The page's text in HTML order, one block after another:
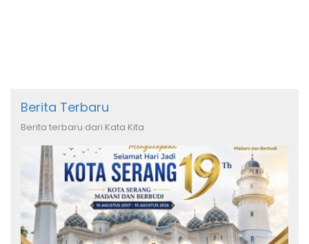
Berita Terbaru
Berita terbaru dari Kata Kita